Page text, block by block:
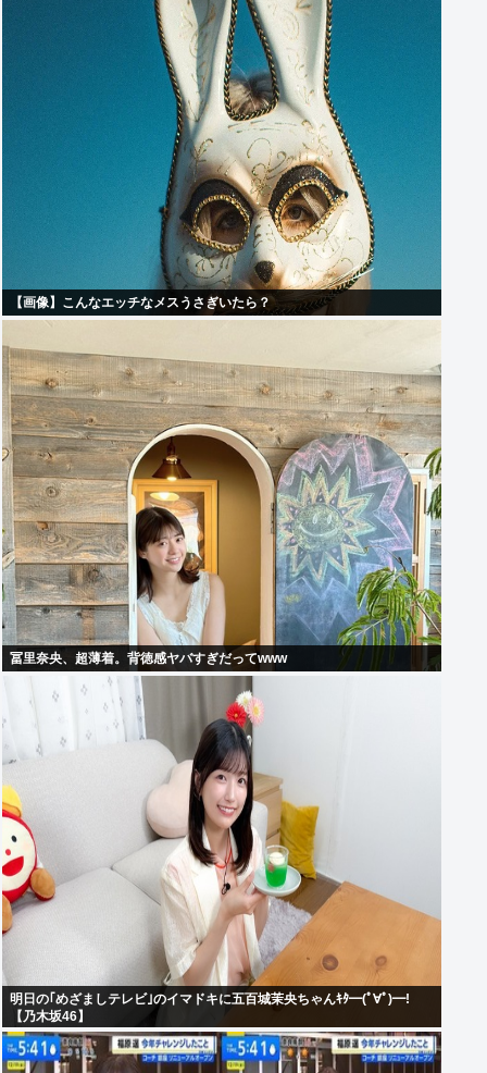
【画像】こんなエッチなメスうさぎいたら？
冨里奈央、超薄着。背徳感ヤバすぎだってwww
明日の｢めざましテレビ｣のイマドキに五百城茉央ちゃんｷﾀ━(ﾟ∀ﾟ)━!
【乃木坂46】